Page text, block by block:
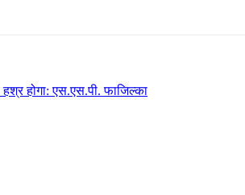
होगा: एस.एस.पी. फाजिल्का